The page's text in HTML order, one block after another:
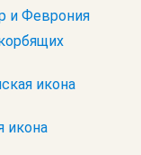
и Феврония
икона
икона